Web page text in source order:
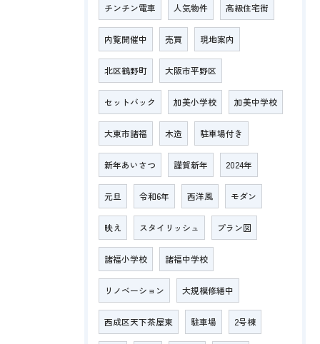
チンチン電車 人気物件 高級住宅街
内覧開催中 売買 現地案内
北区鶴野町 大阪市平野区
セットバック 加美小学校 加美中学校
大東市諸福 木造 駐車場付き
新年あいさつ 謹賀新年 2024年
元旦 令和6年 西洋風 モダン
映え スタイリッシュ プラン図
諸福小学校 諸福中学校
リノベーション 大規模修繕中
西成区天下茶屋東 駐車場 2号棟